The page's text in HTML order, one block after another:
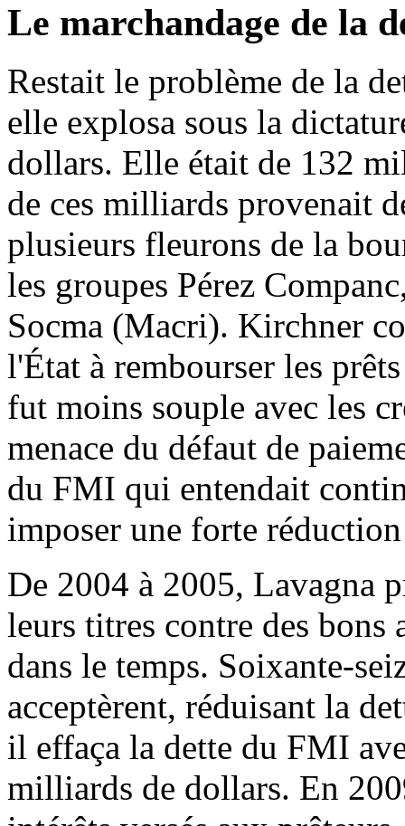
Le marchandage de la
Restait le problème de la
elle explosa sous la
dollars. Elle était de 132
de ces milliards provenait
plusieurs fleurons de la
les groupes Pérez
Socma (Macri). Kirchner
l'État à rembourser les
fut moins souple avec les
menace du défaut de
du FMI qui entendait
imposer une forte
De 2004 à 2005, Lavagna
leurs titres contre des bons
dans le temps. Soixante-
acceptèrent, réduisant la
il effaça la dette du FMI
milliards de dollars. En